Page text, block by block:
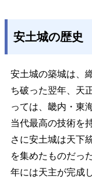
安土城の歴史
安土城の築城は、
ち破った翌年、天
っては、畿内・東
当代最高の技術を
さに安土城は天下
を集めたものだっ
年には天主が完成